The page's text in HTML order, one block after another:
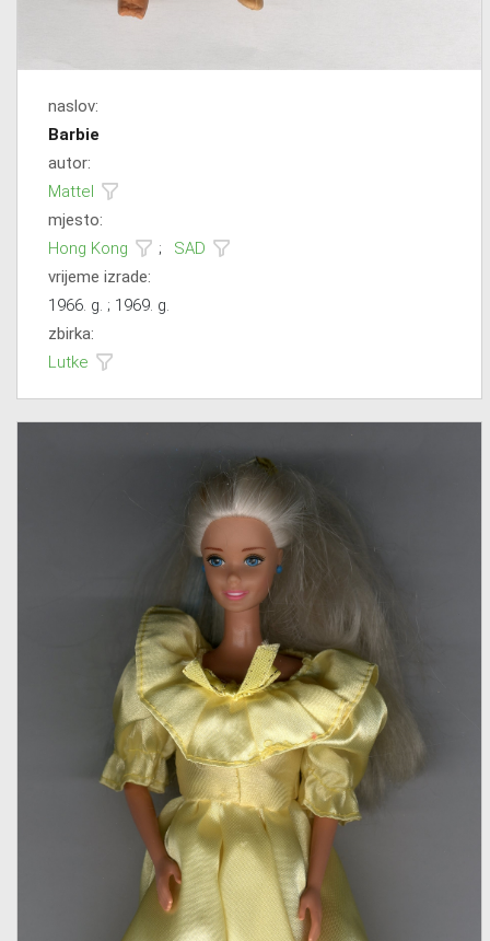
naslov:
Barbie
autor:
Mattel
mjesto:
Hong Kong
;
SAD
vrijeme izrade:
1966. g. ; 1969. g.
zbirka:
Lutke